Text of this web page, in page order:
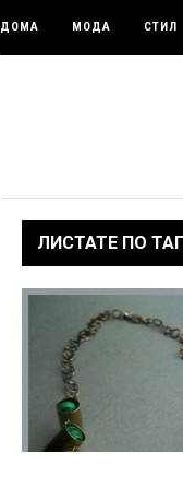
ДОМА МОДА СТИЛ
ЛИСТАТЕ ПО ТАГ